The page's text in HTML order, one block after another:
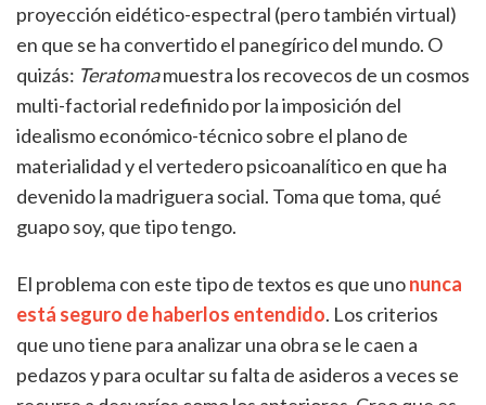
proyección eidético-espectral (pero también virtual)
en que se ha convertido el panegírico del mundo. O
quizás: Teratomamuestra los recovecos de un cosmos
multi-factorial redefinido por la imposición del
idealismo económico-técnico sobre el plano de
materialidad y el vertedero psicoanalítico en que ha
devenido la madriguera social. Toma que toma, qué
guapo soy, que tipo tengo.
El problema con este tipo de textos es que unonunca
está seguro de haberlos entendido. Los criterios
que uno tiene para analizar una obra se le caen a
pedazos y para ocultar su falta de asideros a veces se